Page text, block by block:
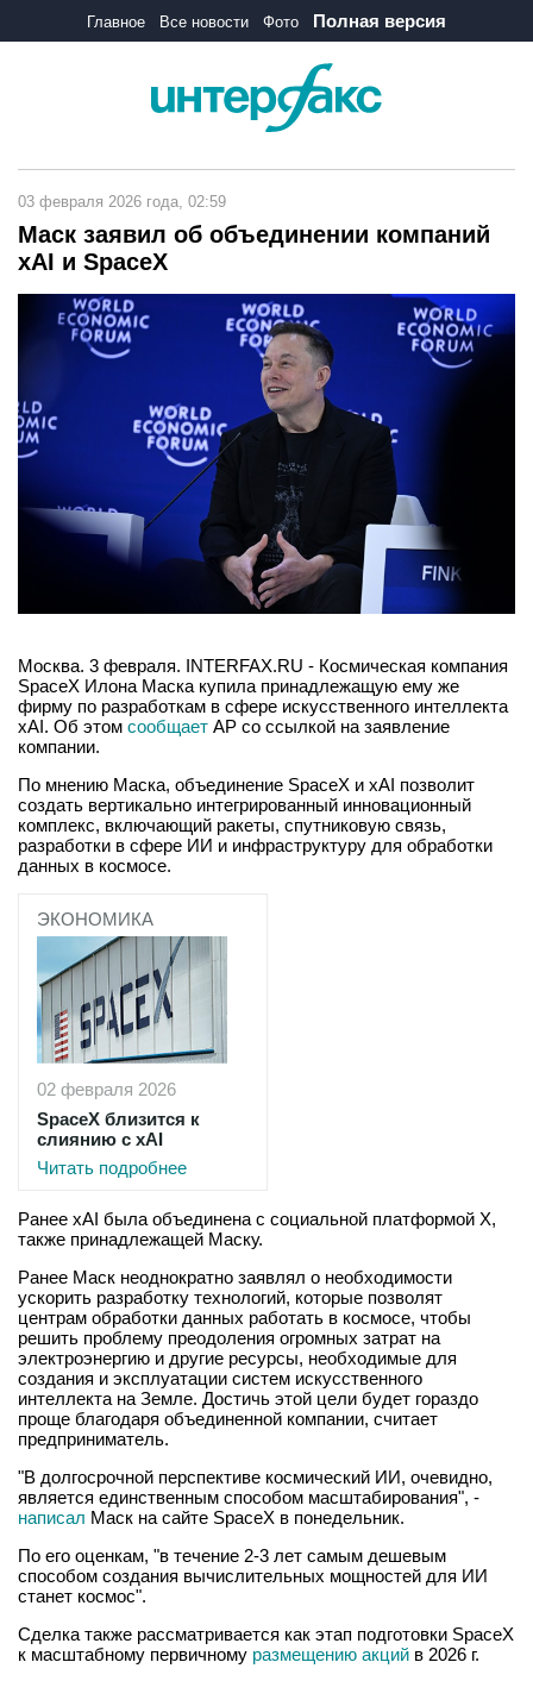
Главное Все новости Фото Полная версия
03 февраля 2026 года, 02:59
Маск заявил об объединении компаний
xAI и SpaceX
Москва. 3 февраля. INTERFAX.RU - Космическая компания
SpaceX Илона Маска купила принадлежащую ему же
фирму по разработкам в сфере искусственного интеллекта
xAI. Об этом сообщает AP со ссылкой на заявление
компании.
По мнению Маска, объединение SpaceX и xAI позволит
создать вертикально интегрированный инновационный
комплекс, включающий ракеты, спутниковую связь,
разработки в сфере ИИ и инфраструктуру для обработки
данных в космосе.
ЭКОНОМИКА
02 февраля 2026
SpaceX близится к
слиянию с xAI
Читать подробнее
Ранее xAI была объединена с социальной платформой X,
также принадлежащей Маску.
Ранее Маск неоднократно заявлял о необходимости
ускорить разработку технологий, которые позволят
центрам обработки данных работать в космосе, чтобы
решить проблему преодоления огромных затрат на
электроэнергию и другие ресурсы, необходимые для
создания и эксплуатации систем искусственного
интеллекта на Земле. Достичь этой цели будет гораздо
проще благодаря объединенной компании, считает
предприниматель.
"В долгосрочной перспективе космический ИИ, очевидно,
является единственным способом масштабирования", -
написал Маск на сайте SpaceX в понедельник.
По его оценкам, "в течение 2-3 лет самым дешевым
способом создания вычислительных мощностей для ИИ
станет космос".
Сделка также рассматривается как этап подготовки SpaceX
к масштабному первичному размещению акций в 2026 г.